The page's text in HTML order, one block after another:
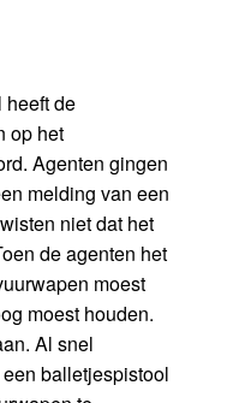
heeft de
op het
Agenten gingen
melding van een
niet dat het
de agenten het
moest
moest houden.
Al snel
balletjespistool